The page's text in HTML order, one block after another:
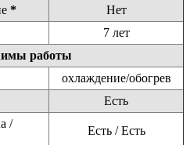
*
Нет
7 лет
работы
охлаждение/обогрев
Есть
/
Есть / Есть